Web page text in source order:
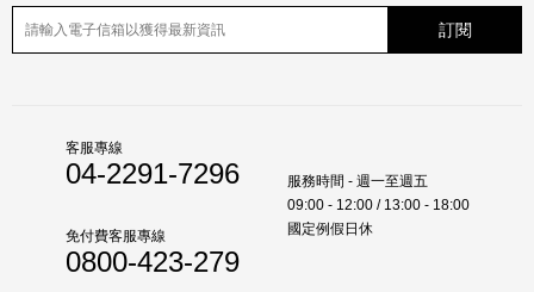
訂閱
客服專線
04-2291-7296
免付費客服專線
0800-423-279
服務時間 - 週一至週五
09:00 - 12:00 / 13:00 - 18:00
國定例假日休